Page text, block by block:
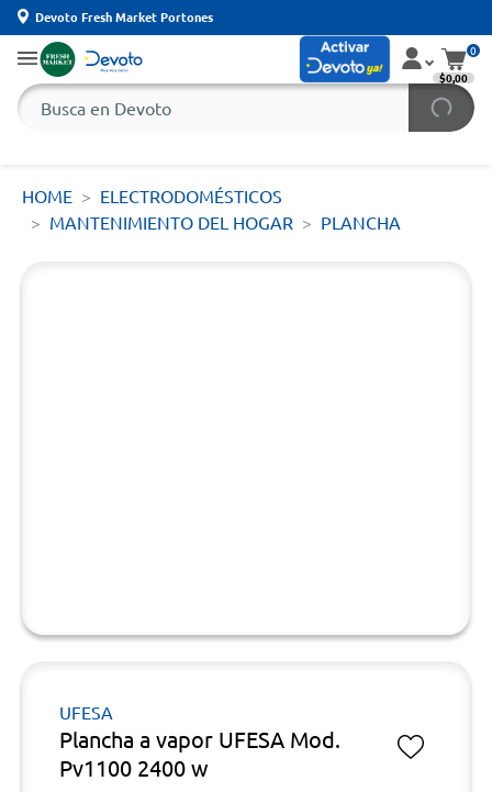
Devoto Fresh Market Portones
0
$0,00
HOME
ELECTRODOMÉSTICOS
MANTENIMIENTO DEL HOGAR
PLANCHA
UFESA
Plancha a vapor UFESA Mod.
Pv1100 2400 w